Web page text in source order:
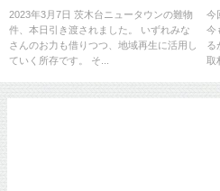
2023年3月7日 茨木台ニュータウンの難物
件、本日引き渡されました。 いずれみな
さんのお力も借りつつ、地域再生に活用し
ていく所存です。 そ...
今
今
る
取